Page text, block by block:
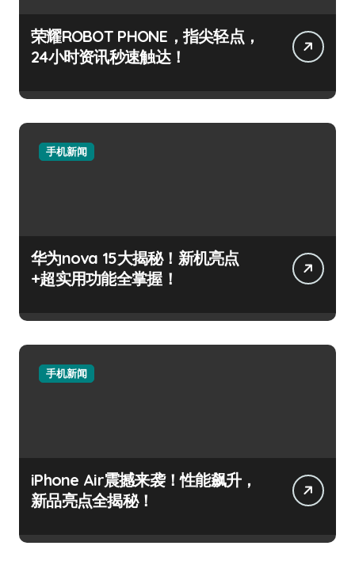
荣耀ROBOT PHONE，指尖轻点，
24小时资讯秒速触达！
手机新闻
华为nova 15大揭秘！新机亮点
+超实用功能全掌握！
手机新闻
iPhone Air震撼来袭！性能飙升，
新品亮点全揭秘！